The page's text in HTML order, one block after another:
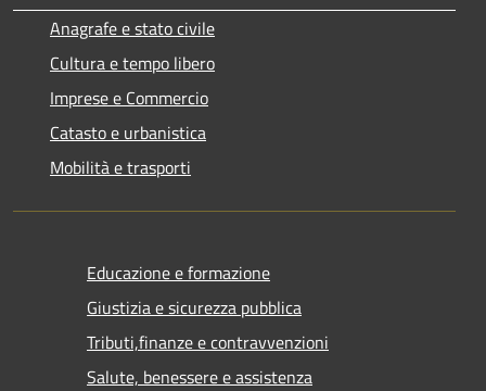
Anagrafe e stato civile
Cultura e tempo libero
Imprese e Commercio
Catasto e urbanistica
Mobilità e trasporti
Educazione e formazione
Giustizia e sicurezza pubblica
Tributi,finanze e contravvenzioni
Salute, benessere e assistenza